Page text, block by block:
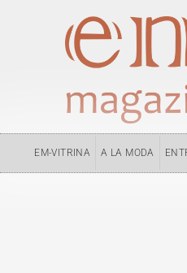
EM-VITRINA A LA MODA